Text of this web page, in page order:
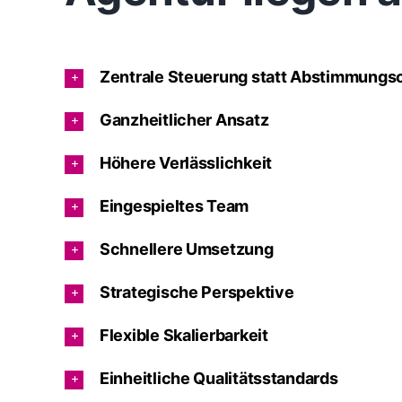
Zentrale Steuerung statt
Ganzheitlicher Ansatz
Höhere Verlässlichkeit
Eingespieltes Team
Schnellere Umsetzung
Strategische Perspektive
Flexible Skalierbarkeit
Einheitliche Qualitätsstandards